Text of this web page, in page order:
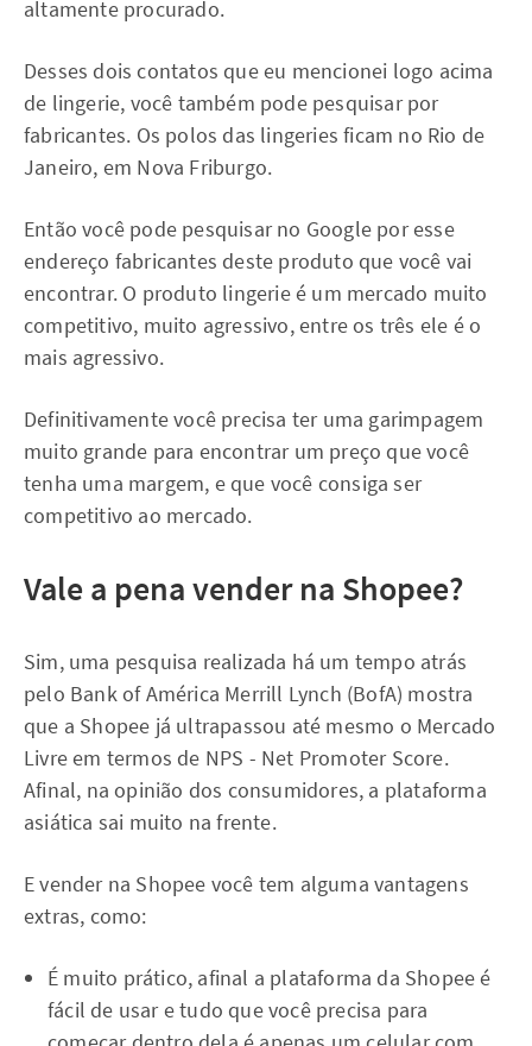
altamente procurado.
Desses dois contatos que eu mencionei logo acima
de lingerie, você também pode pesquisar por
fabricantes. Os polos das lingeries ficam no Rio de
Janeiro, em Nova Friburgo.
Então você pode pesquisar no Google por esse
endereço fabricantes deste produto que você vai
encontrar. O produto lingerie é um mercado muito
competitivo, muito agressivo, entre os três ele é o
mais agressivo.
Definitivamente você precisa ter uma garimpagem
muito grande para encontrar um preço que você
tenha uma margem, e que você consiga ser
competitivo ao mercado.
Vale a pena vender na Shopee?
Sim, uma pesquisa realizada há um tempo atrás
pelo Bank of América Merrill Lynch (BofA) mostra
que a Shopee já ultrapassou até mesmo o Mercado
Livre em termos de NPS - Net Promoter Score.
Afinal, na opinião dos consumidores, a plataforma
asiática sai muito na frente.
E vender na Shopee você tem alguma vantagens
extras, como:
É muito prático, afinal a plataforma da Shopee é
fácil de usar e tudo que você precisa para